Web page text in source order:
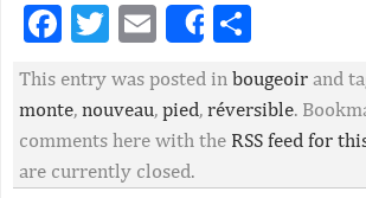
Facebook
Twitter
EmailShare
This entry was posted in bougeoir and
monte, nouveau, pied, réversible.
comments here with the RSS feed for
are currently closed.